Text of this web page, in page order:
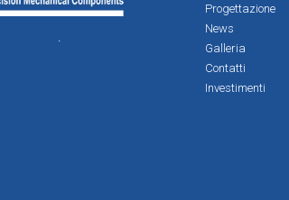
Progettazione
News
Galleria
Contatti
Investimenti